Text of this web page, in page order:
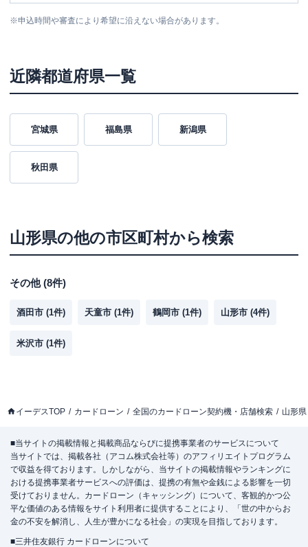
※申込時間や審査により希望に沿えない場合があります。
近隣都道府県一覧
宮城県 福島県 新潟県
秋田県
山形県の他の市区町村から検索
その他(8件)
酒田市 (1件) 天童市 (1件) 鶴岡市 (1件) 山形市 (4件)
米沢市 (1件)
イーデスTOP カードローン 全国のカードローン契約機・店舗検索 山形県
■当サイトの掲載情報と掲載商品ならびに提携事業者のサービスについて
当サイトでは、掲載各社（アコム株式会社等）のアフィリエイトプログラム
で収益を得ております。しかしながら、当サイトの掲載情報やランキングに
おける提携事業者サービスへの評価は、提携の有無や金銭による影響を一切
受けておりません。カードローン（キャッシング）について、客観的かつ公
平な価値のある情報をサイト利用者に提供することにより、「世の中からお
金の不安を解消し、人生が豊かになる社会」の実現を目指しております。
■三井住友銀行 カードローンについて